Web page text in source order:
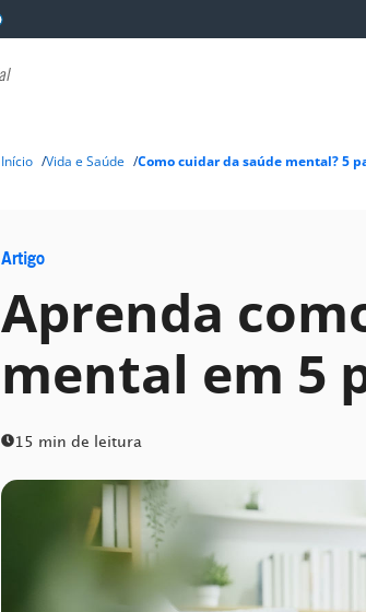
Início Vida e Saúde Como cuidar da saúde mental? 5
Artigo
Aprenda
mental em 5
15 min de leitura